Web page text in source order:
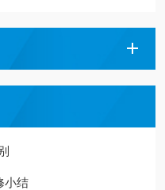
小结